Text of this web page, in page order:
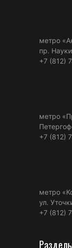
метро
пр.
+7 (812)
метро
+7 (812)
метро
ул.
+7 (812)